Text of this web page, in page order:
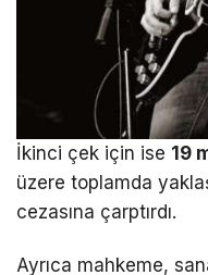
İkinci çek için ise 19
üzere toplamda
cezasına çarptırdı.
Ayrıca mahkeme,